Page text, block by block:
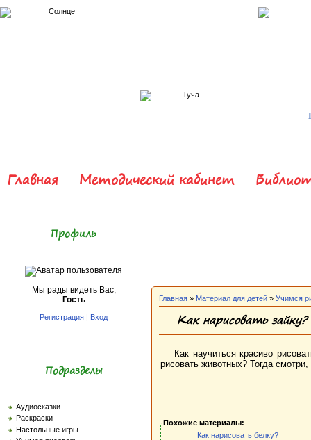
Главная Методический кабинет
Профиль
Мы рады видеть Вас,
Гость
Регистрация | Вход
Подразделы
Аудиосказки
Раскраски
Настольные игры
Главная » Материал для детей » Учимся
Как нарисовать зайку?
Как научиться красиво
рисовать животных? Тогда
Похожие материалы:
Как нарисовать белку?